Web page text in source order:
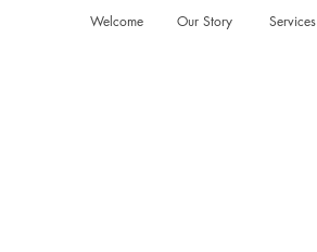
Welcome Our Story Services